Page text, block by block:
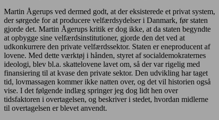
Martin Ågerups ved dermed godt, at der eksisterede et privat system,
der sørgede for at producere velfærdsydelser i Danmark, før staten
gjorde det. Martin Ågerups kritik er dog ikke, at da staten begyndte
at opbygge sine velfærdsinstitutioner, gjorde den det ved at
udkonkurrere den private velfærdssektor. Staten er eneproducent af
lovene. Med dette værktøj i hånden, styret af socialdemokraternes
ideologi, blev bl.a. skattelovene lavet om, så der var rigelig med
finansiering til at kvase den private sektor. Den udvikling har taget
tid, lovmassagen kommer ikke natten over, og det vil historien også
vise. I det følgende indlæg springer jeg dog lidt hen over
tidsfaktoren i overtagelsen, og beskriver i stedet, hvordan midlerne
til overtagelsen er blevet anvendt.